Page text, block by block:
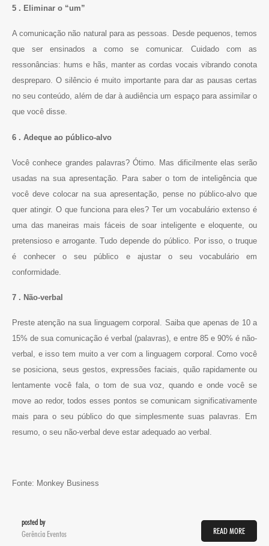
5 . Eliminar o “um”
A comunicação não natural para as pessoas. Desde pequenos, temos
que ser ensinados a como se comunicar. Cuidado com as
ressonâncias: hums e hãs, manter as cordas vocais vibrando conota
despreparo. O silêncio é muito importante para dar as pausas certas
no seu conteúdo, além de dar à audiência um espaço para assimilar o
que você disse.
6 . Adeque ao público-alvo
Você conhece grandes palavras? Ótimo. Mas dificilmente elas serão
usadas na sua apresentação. Para saber o tom de inteligência que
você deve colocar na sua apresentação, pense no público-alvo que
quer atingir. O que funciona para eles? Ter um vocabulário extenso é
uma das maneiras mais fáceis de soar inteligente e eloquente, ou
pretensioso e arrogante. Tudo depende do público. Por isso, o truque
é conhecer o seu público e ajustar o seu vocabulário em
conformidade.
7 . Não-verbal
Preste atenção na sua linguagem corporal. Saiba que apenas de 10 a
15% de sua comunicação é verbal (palavras), e entre 85 e 90% é não-
verbal, e isso tem muito a ver com a linguagem corporal. Como você
se posiciona, seus gestos, expressões faciais, quão rapidamente ou
lentamente você fala, o tom de sua voz, quando e onde você se
move ao redor, todos esses pontos se comunicam significativamente
mais para o seu público do que simplesmente suas palavras. Em
resumo, o seu não-verbal deve estar adequado ao verbal.
Fonte: Monkey Business
posted by
Gerência Eventos
READ MORE